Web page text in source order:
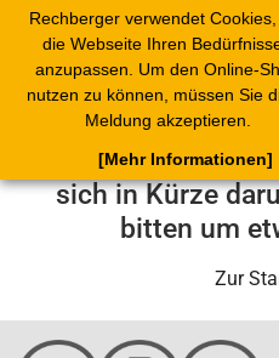
Rechberger verwendet
die Webseite Ihren
anzupassen. Um den Online-
nutzen zu können, müssen Sie
Meldung akzeptieren.
[Mehr Informationen]
Leider ist ein
aufgetreten. Unser
sich in Kürze
bitten um
Zur